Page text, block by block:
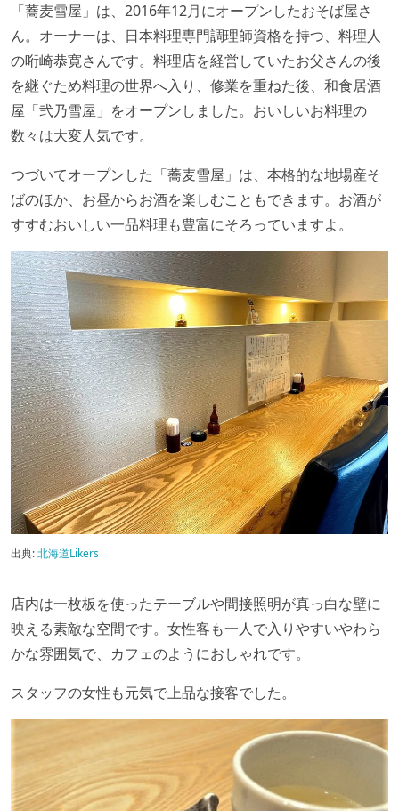
「蕎麦雪屋」は、2016年12月にオープンしたおそば屋さ
ん。オーナーは、日本料理専門調理師資格を持つ、料理人
の哘崎恭寛さんです。料理店を経営していたお父さんの後
を継ぐため料理の世界へ入り、修業を重ねた後、和食居酒
屋「弐乃雪屋」をオープンしました。おいしいお料理の
数々は大変人気です。
つづいてオープンした「蕎麦雪屋」は、本格的な地場産そ
ばのほか、お昼からお酒を楽しむこともできます。お酒が
すすむおいしい一品料理も豊富にそろっていますよ。
出典:北海道Likers
店内は一枚板を使ったテーブルや間接照明が真っ白な壁に
映える素敵な空間です。女性客も一人で入りやすいやわら
かな雰囲気で、カフェのようにおしゃれです。
スタッフの女性も元気で上品な接客でした。